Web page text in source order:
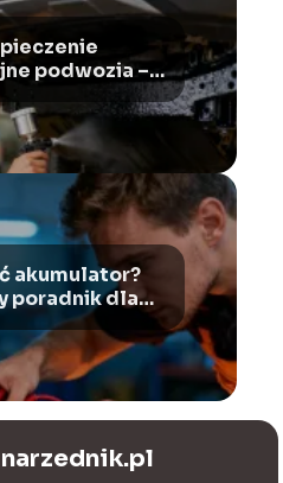
podwozia –
krok po kroku?
akumulator?
poradnik dla